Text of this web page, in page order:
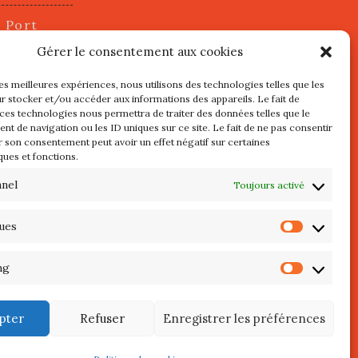
Gérer le consentement aux cookies
meilleures expériences, nous utilisons des technologies telles que les
stocker et/ou accéder aux informations des appareils. Le fait de
technologies nous permettra de traiter des données telles que le
de navigation ou les ID uniques sur ce site. Le fait de ne pas consentir
son consentement peut avoir un effet négatif sur certaines
et fonctions.
Toujours activé
Refuser Enregistrer les préférences
Port
juillet
3 Mai
de